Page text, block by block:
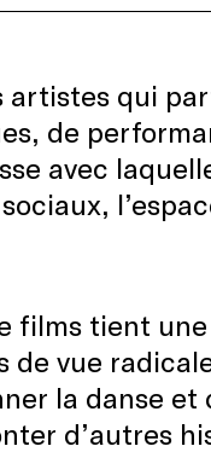
qui
de
avec
films tient
de vue
la danse
d’autres